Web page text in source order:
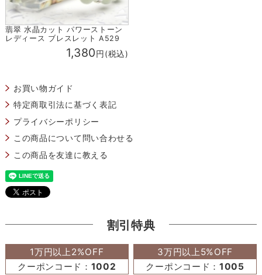
翡翠 水晶カット パワーストーン
レディース ブレスレット A529
1,380円(税込)
お買い物ガイド
特定商取引法に基づく表記
プライバシーポリシー
この商品について問い合わせる
この商品を友達に教える
割引特典
1万円以上2%OFF
クーポンコード： 1002
3万円以上5%OFF
クーポンコード：1005